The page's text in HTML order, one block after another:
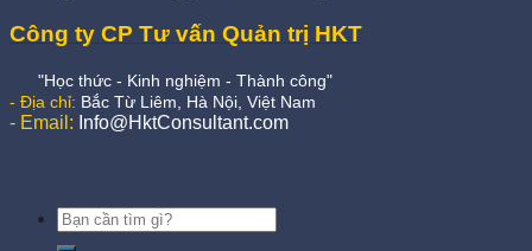
Công ty CP Tư vấn Quản trị HKT
"Học thức - Kinh nghiệm - Thành công"
- Địa chỉ: Bắc Từ Liêm, Hà Nội, Việt Nam
- Email: Info@HktConsultant.com